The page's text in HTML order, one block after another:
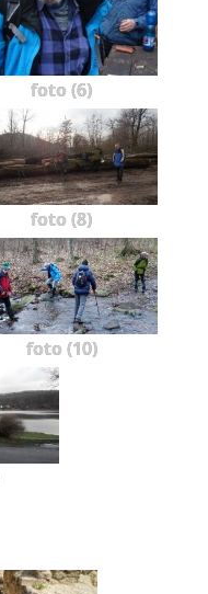
foto (6)
foto (8)
foto (10)